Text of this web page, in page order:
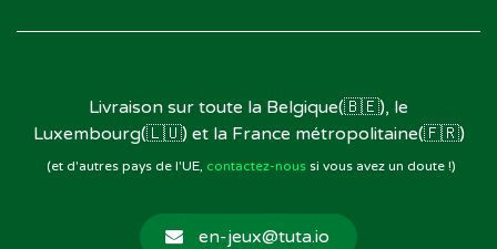
Livraison sur toute la Belgique(🇧🇪), le
Luxembourg(🇱🇺) et la France métropolitaine(🇫🇷)
(et d'autres pays de l'UE, contactez-noussi vous avez un doute !)
en-jeux@tuta.io